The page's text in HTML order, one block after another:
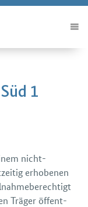
1
nicht­
erhobenen
Träger öffent­